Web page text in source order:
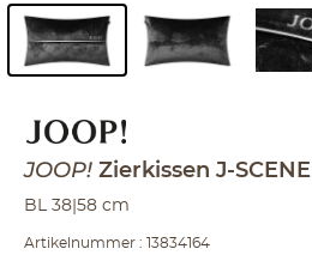
JOOP! Zierkissen J-SCENE
BL 38|58 cm
Artikelnummer : 13834164